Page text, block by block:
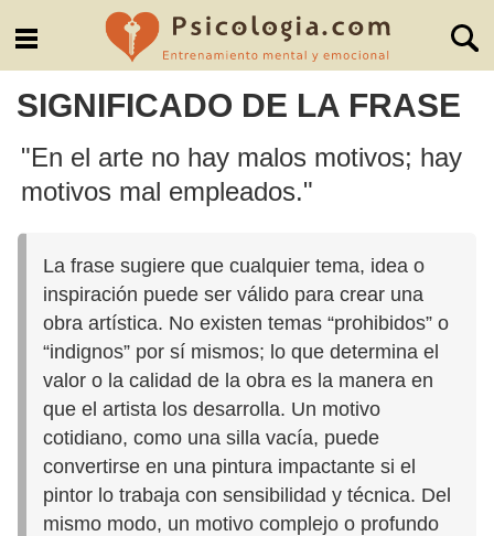
SIGNIFICADO DE LA FRASE
"En el arte no hay malos motivos; hay
motivos mal empleados."
La frase sugiere que cualquier tema, idea o
inspiración puede ser válido para crear una
obra artística. No existen temas “prohibidos” o
“indignos” por sí mismos; lo que determina el
valor o la calidad de la obra es la manera en
que el artista los desarrolla. Un motivo
cotidiano, como una silla vacía, puede
convertirse en una pintura impactante si el
pintor lo trabaja con sensibilidad y técnica. Del
mismo modo, un motivo complejo o profundo